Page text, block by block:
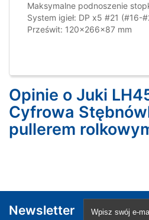
Maksymalne podnoszenie
System igieł: DP x5 #21 (#16-
Prześwit: 120x266x87 mm
Opinie o Juki
Cyfrowa
pullerem
Newsletter